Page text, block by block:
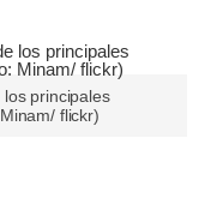
principales
flickr)